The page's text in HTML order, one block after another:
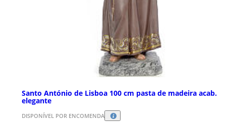
Santo António de Lisboa 100 cm pasta de madeira acab.
elegante
DISPONÍVEL POR ENCOMENDA